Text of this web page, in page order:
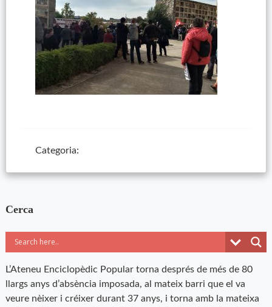
Categoria:
Cerca
L’Ateneu Enciclopèdic Popular torna després de més de 80
llargs anys d’absència imposada, al mateix barri que el va
veure nèixer i créixer durant 37 anys, i torna amb la mateixa